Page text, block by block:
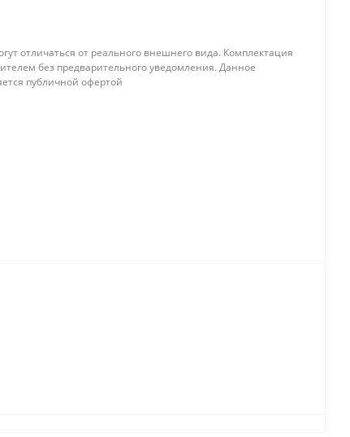
отличаться от реального внешнего вида. Комплектация
без предварительного уведомления. Данное
публичной офертой